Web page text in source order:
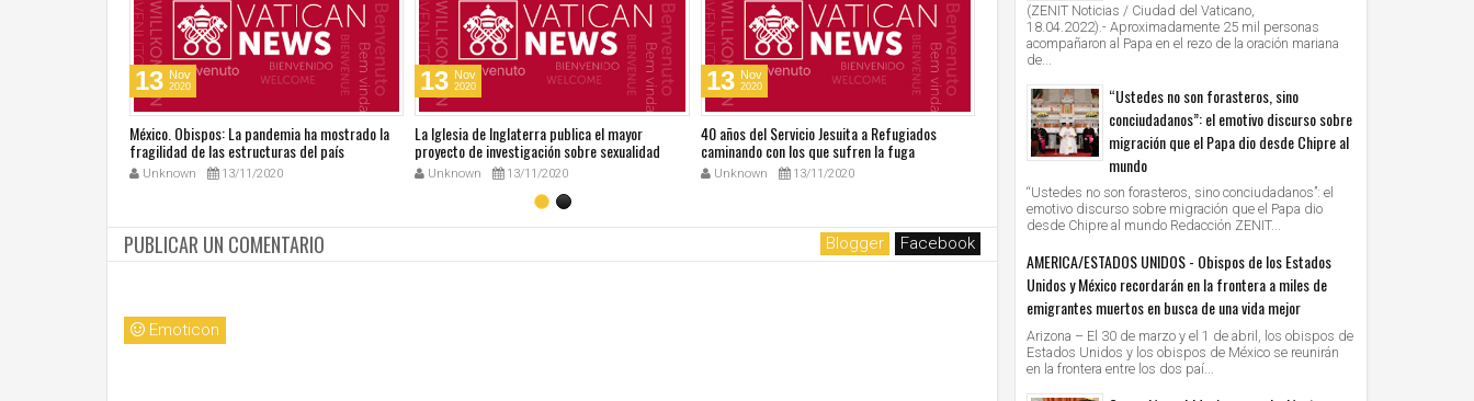
13 Nov
2020
México. Obispos: La pandemia ha mostrado la
fragilidad de las estructuras del país
Unknown 13/11/2020
13 Nov
2020
La Iglesia de Inglaterra publica el mayor
proyecto de investigación sobre sexualidad
Unknown 13/11/2020
13 Nov
2020
40 años del Servicio Jesuita a Refugiados
caminando con los que sufren la fuga
Unknown 13/11/2020
2020
Venezuela: aumentan las vocaciones
sacerdotales en tiempos difíciles
13/11/2020
Fratelli tutti. La Diócesis de Roma
sobre la Encíclica del Papa
PUBLICAR UN COMENTARIO Blogger Facebook
Emoticon
(ZENIT Noticias / Ciudad del Vaticano,
18.04.2022).- Aproximadamente 25 mil personas
acompañaron al Papa en el rezo de la oración mariana
de...
“Ustedes no son forasteros, sino
conciudadanos”: el emotivo discurso sobre
migración que el Papa dio desde Chipre al
mundo
“Ustedes no son forasteros, sino conciudadanos”: el
emotivo discurso sobre migración que el Papa dio
desde Chipre al mundo Redacción ZENIT...
AMERICA/ESTADOS UNIDOS - Obispos de los Estados
Unidos y México recordarán en la frontera a miles de
emigrantes muertos en busca de una vida mejor
Arizona – El 30 de marzo y el 1 de abril, los obispos de
Estados Unidos y los obispos de México se reunirán
en la frontera entre los dos paí...